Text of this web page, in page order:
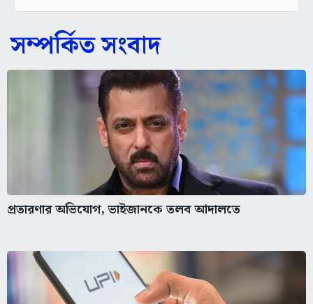
সম্পর্কিত সংবাদ
প্রতারণার অভিযোগ, ভাইজানকে তলব আদালতে